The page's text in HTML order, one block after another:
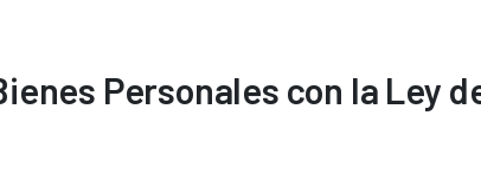
Personales con la Ley